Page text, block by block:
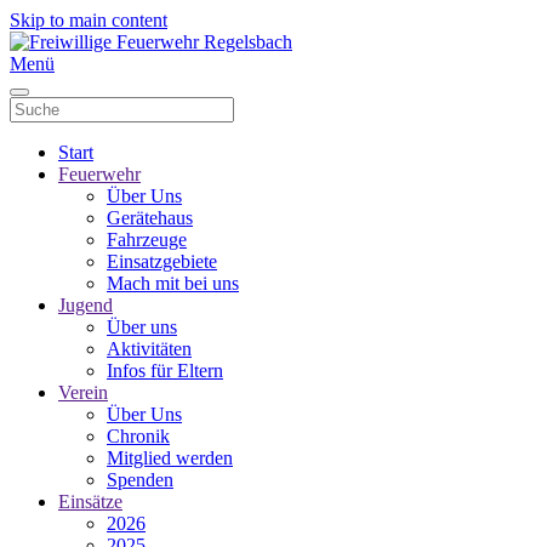
Skip to main content
Menü
Start
Feuerwehr
Über Uns
Gerätehaus
Fahrzeuge
Einsatzgebiete
Mach mit bei uns
Jugend
Über uns
Aktivitäten
Infos für Eltern
Verein
Über Uns
Chronik
Mitglied werden
Spenden
Einsätze
2026